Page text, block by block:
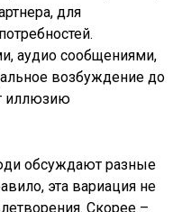
для
аудио сообщениями,
возбуждение до
иллюзию
обсуждают разные
эта вариация не
Скорее –